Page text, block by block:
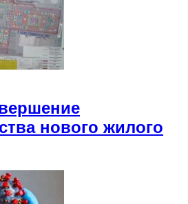
нового жилого